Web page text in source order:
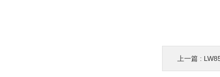
上一篇 :